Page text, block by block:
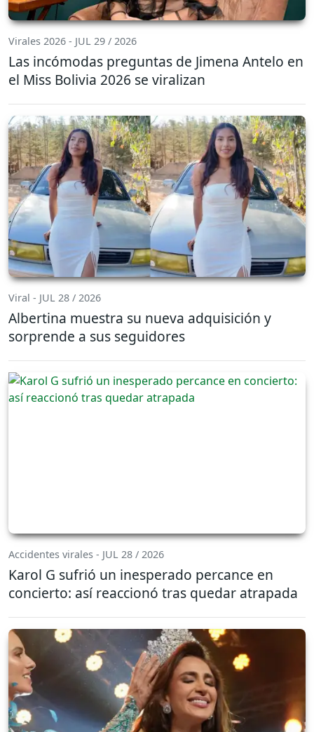
Virales 2026 - JUL 29 / 2026
Las incómodas preguntas de Jimena Antelo en
el Miss Bolivia 2026 se viralizan
Viral - JUL 28 / 2026
Albertina muestra su nueva adquisición y
sorprende a sus seguidores
Accidentes virales - JUL 28 / 2026
Karol G sufrió un inesperado percance en
concierto: así reaccionó tras quedar atrapada